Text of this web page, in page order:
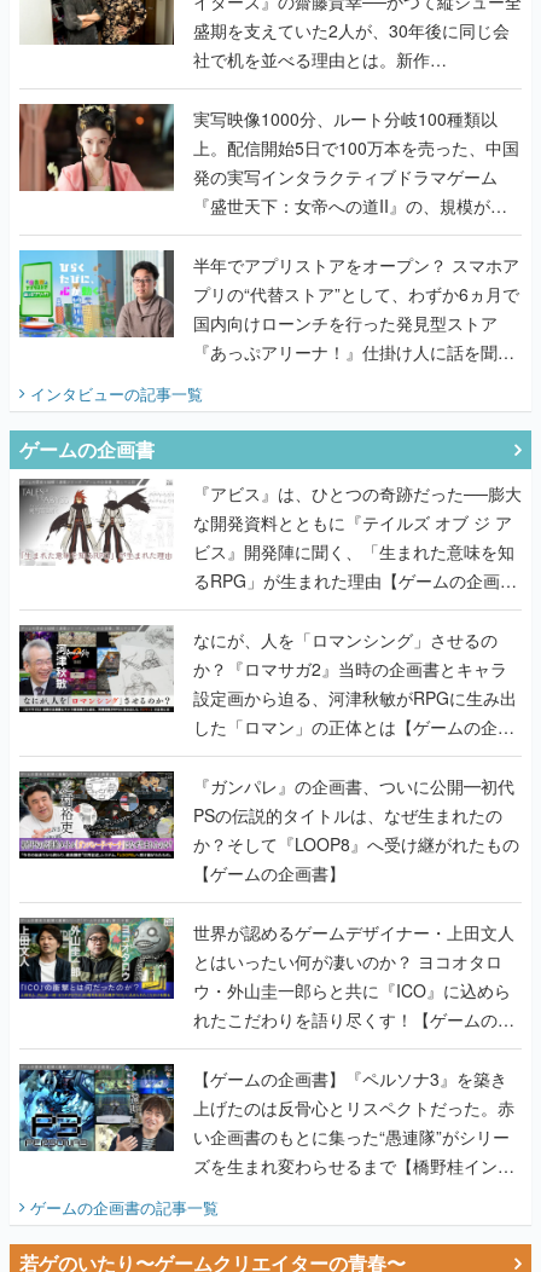
盛期を支えていた2人が、30年後に同じ会
社で机を並べる理由とは。新作
『TATSUJIN EXTREME』で初タッグを組
んだレジェンド2人に訊く開発秘話
実写映像1000分、ルート分岐100種類以
上。配信開始5日で100万本を売った、中国
発の実写インタラクティブドラマゲーム
『盛世天下：女帝への道II』の、規模が違
うこだわりをプロデューサーに聞いた
半年でアプリストアをオープン？ スマホア
プリの“代替ストア”として、わずか6ヵ月で
国内向けローンチを行った発見型ストア
『あっぷアリーナ！』仕掛け人に話を聞い
インタビューの記事一覧
ゲームの企画書
『アビス』は、ひとつの奇跡だった──膨大
な開発資料とともに『テイルズ オブ ジ ア
ビス』開発陣に聞く、「生まれた意味を知
るRPG」が生まれた理由【ゲームの企画
書】
なにが、人を「ロマンシング」させるの
か？『ロマサガ2』当時の企画書とキャラ
設定画から迫る、河津秋敏がRPGに生み出
した「ロマン」の正体とは【ゲームの企画
書】
『ガンパレ』の企画書、ついに公開━初代
PSの伝説的タイトルは、なぜ生まれたの
か？そして『LOOP8』へ受け継がれたもの
【ゲームの企画書】
世界が認めるゲームデザイナー・上田文人
とはいったい何が凄いのか？ ヨコオタロ
ウ・外山圭一郎らと共に『ICO』に込めら
れたこだわりを語り尽くす！【ゲームの企
画書】
【ゲームの企画書】『ペルソナ3』を築き
上げたのは反骨心とリスペクトだった。赤
い企画書のもとに集った“愚連隊”がシリー
ズを生まれ変わらせるまで【橋野桂インタ
ゲームの企画書の記事一覧
若ゲのいたり〜ゲームクリエイターの青春〜